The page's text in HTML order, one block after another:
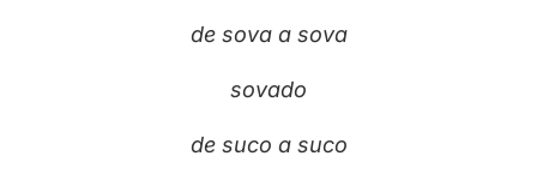
de sova a sova
sovado
de suco a suco